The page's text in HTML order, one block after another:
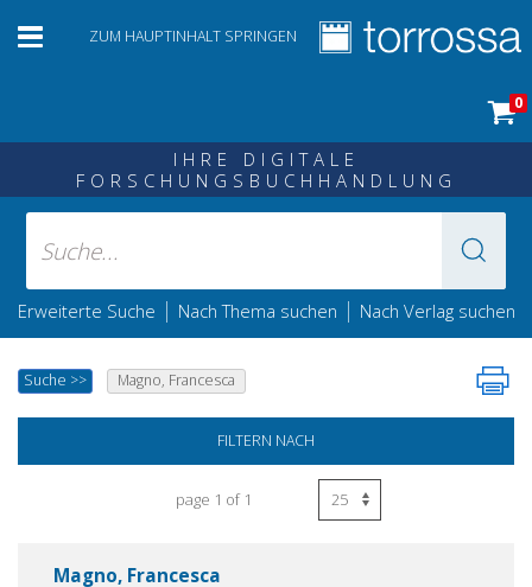
ZUM HAUPTINHALT SPRINGEN
0
IHRE DIGITALE
FORSCHUNGSBUCHHANDLUNG
Erweiterte Suche | Nach Thema suchen | Nach Verlag suchen
Suche >> Magno, Francesca
FILTERN NACH
page 1 of 1
Magno, Francesca